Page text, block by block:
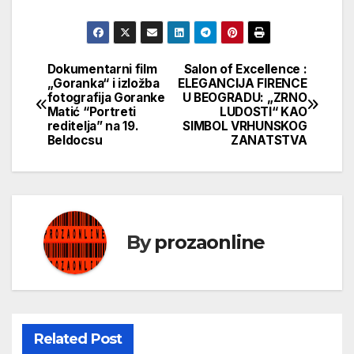
Кретање
чланка
Salon of Excellence :
ELEGANCIJA FIRENCE
U BEOGRADU: „ZRNO
LUDOSTI“ KAO
SIMBOL VRHUNSKOG
ZANATSTVA
Dokumentarni film
„Goranka“ i izložba
fotografija Goranke
Matić “Portreti
reditelja” na 19.
Beldocsu
Byprozaonline
Related Post